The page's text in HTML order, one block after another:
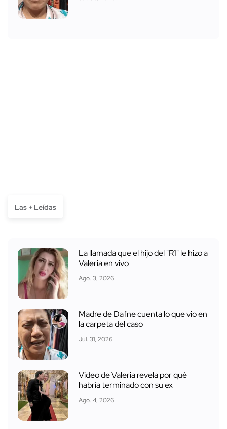
Las + Leídas
La llamada que el hijo del "R1" le hizo a
Valeria en vivo
Ago. 3, 2026
Madre de Dafne cuenta lo que vio en
la carpeta del caso
Jul. 31, 2026
Video de Valeria revela por qué
habría terminado con su ex
Ago. 4, 2026